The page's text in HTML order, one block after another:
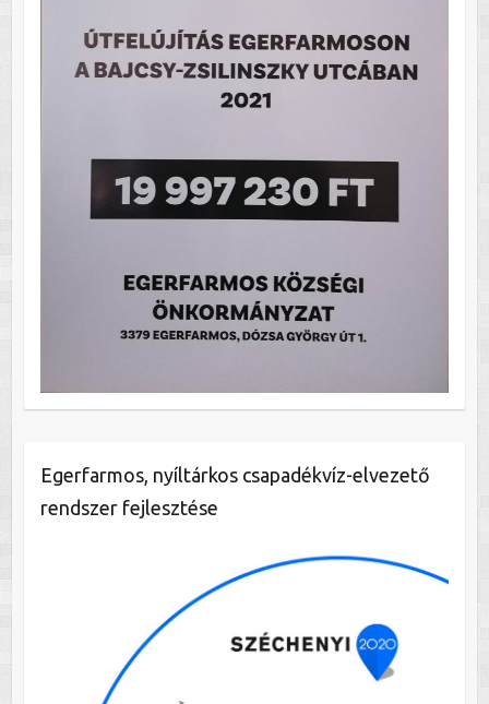
Egerfarmos, nyíltárkos csapadékvíz-elvezető
rendszer fejlesztése